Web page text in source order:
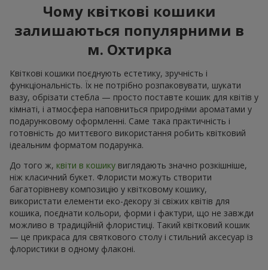
Чому квіткові кошики
залишаються популярними в
м. Охтирка
Квіткові кошики поєднують естетику, зручність і
функціональність. Їх не потрібно розпаковувати, шукати
вазу, обрізати стебла — просто поставте кошик для квітів у
кімнаті, і атмосфера наповниться природніми ароматами у
подарунковому оформленні. Саме така практичність і
готовність до миттєвого використання робить квітковий
ідеальним форматом подарунка.
До того ж, квіти в кошику виглядають значно розкішніше,
ніж класичний букет. Флористи можуть створити
багаторівневу композицію у квітковому кошику,
використати елементи еко-декору зі свіжих квітів для
кошика, поєднати кольори, форми і фактури, що не завжди
можливо в традиційній флористиці. Такий квітковий кошик
— це прикраса для святкового столу і стильний аксесуар із
флористики в одному флаконі.